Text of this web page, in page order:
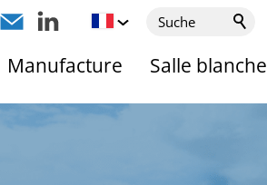
Manufacture Salle blanche